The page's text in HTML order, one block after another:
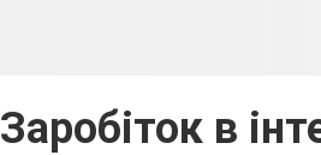
Заробіток в